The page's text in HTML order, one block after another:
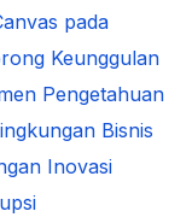
pada
Keunggulan
Pengetahuan
Bisnis
Inovasi